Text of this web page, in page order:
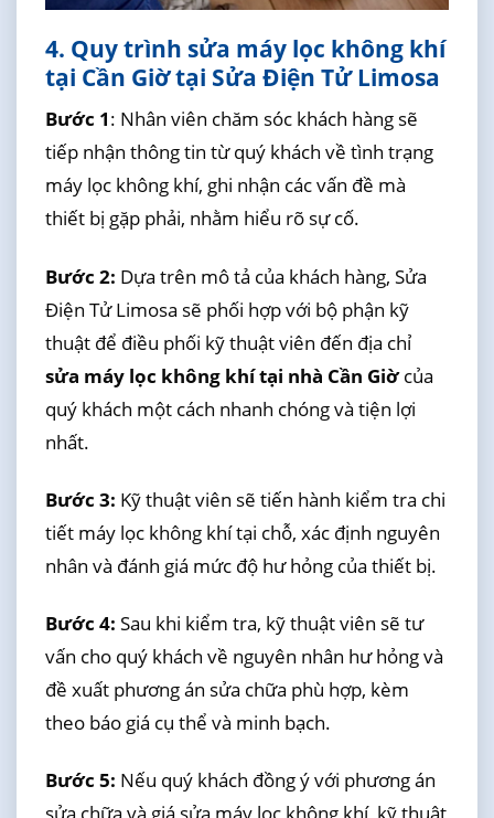
4. Quy trình sửa máy lọc không khí
tại Cần Giờ tại Sửa Điện Tử Limosa
Bước 1: Nhân viên chăm sóc khách hàng sẽ
tiếp nhận thông tin từ quý khách về tình trạng
máy lọc không khí, ghi nhận các vấn đề mà
thiết bị gặp phải, nhằm hiểu rõ sự cố.
Bước 2: Dựa trên mô tả của khách hàng, Sửa
Điện Tử Limosa sẽ phối hợp với bộ phận kỹ
thuật để điều phối kỹ thuật viên đến địa chỉ
sửa máy lọc không khí tại nhà Cần Giờcủa
quý khách một cách nhanh chóng và tiện lợi
nhất.
Bước 3: Kỹ thuật viên sẽ tiến hành kiểm tra chi
tiết máy lọc không khí tại chỗ, xác định nguyên
nhân và đánh giá mức độ hư hỏng của thiết bị.
Bước 4: Sau khi kiểm tra, kỹ thuật viên sẽ tư
vấn cho quý khách về nguyên nhân hư hỏng và
đề xuất phương án sửa chữa phù hợp, kèm
theo báo giá cụ thể và minh bạch.
Bước 5: Nếu quý khách đồng ý với phương án